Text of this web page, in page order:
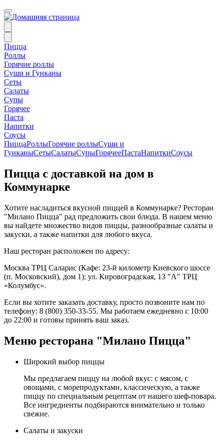
Пицца
Роллы
Горячие роллы
Суши и Гунканы
Сеты
Салаты
Супы
Горячее
Паста
Напитки
Соусы
ПиццаРоллыГорячие роллыСуши и
ГунканыСетыСалатыСупыГорячееПастаНапиткиСоусы
Пицца с доставкой на дом в
Коммунарке
Хотите насладиться вкусной пиццей в Коммунарке? Ресторан
"Милано Пицца" рад предложить свои блюда. В нашем меню
вы найдете множество видов пиццы, разнообразные салаты и
закуски, а также напитки для любого вкуса.
Наш ресторан расположен по адресу:
Москва ТРЦ Саларис (Кафе: 23-й километр Киевского шоссе
(п. Московский), дом 1); ул. Кировоградская, 13 "А" ТРЦ
«Колумбус».
Если вы хотите заказать доставку, просто позвоните нам по
телефону: 8 (800) 350-33-55. Мы работаем ежедневно с 10:00
до 22:00 и готовы принять ваш заказ.
Меню ресторана "Милано Пицца"
Широкий выбор пиццы
Мы предлагаем пиццу на любой вкус: с мясом, с
овощами, с морепродуктами, классическую, а также
пиццу по специальным рецептам от нашего шеф-повара.
Все ингредиенты подбираются внимательно и только
свежие.
Салаты и закуски